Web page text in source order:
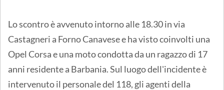
Lo scontro è avvenuto intorno alle 18.30 in via
Castagneri a Forno Canavese e ha visto coinvolti una
Opel Corsa e una moto condotta da un ragazzo di 17
anni residente a Barbania. Sul luogo dell'incidente è
intervenuto il personale del 118, gli agenti della